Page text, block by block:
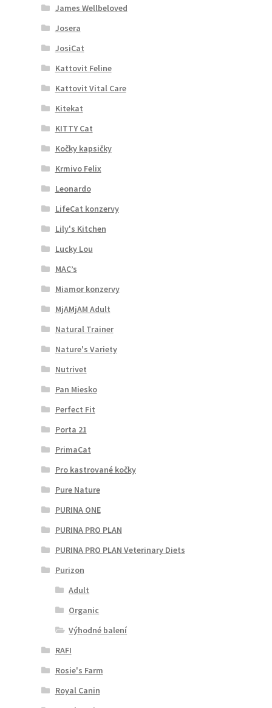
James Wellbeloved
Josera
JosiCat
Kattovit Feline
Kattovit Vital Care
Kitekat
KITTY Cat
Kočky kapsičky
Krmivo Felix
Leonardo
LifeCat konzervy
Lily's Kitchen
Lucky Lou
MAC’s
Miamor konzervy
MjAMjAM Adult
Natural Trainer
Nature's Variety
Nutrivet
Pan Miesko
Perfect Fit
Porta 21
PrimaCat
Pro kastrované kočky
Pure Nature
PURINA ONE
PURINA PRO PLAN
PURINA PRO PLAN Veterinary Diets
Purizon
Adult
Organic
Výhodné balení
RAFI
Rosie's Farm
Royal Canin